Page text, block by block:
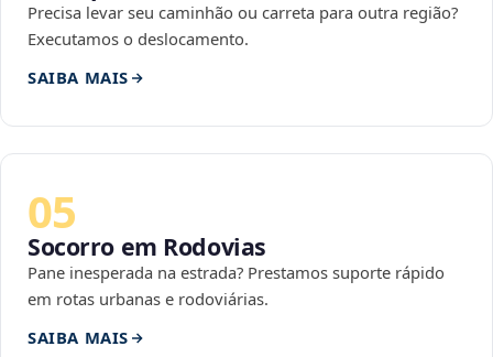
Precisa levar seu caminhão ou carreta para outra região?
Executamos o deslocamento.
SAIBA MAIS
05
Socorro em Rodovias
Pane inesperada na estrada? Prestamos suporte rápido
em rotas urbanas e rodoviárias.
SAIBA MAIS